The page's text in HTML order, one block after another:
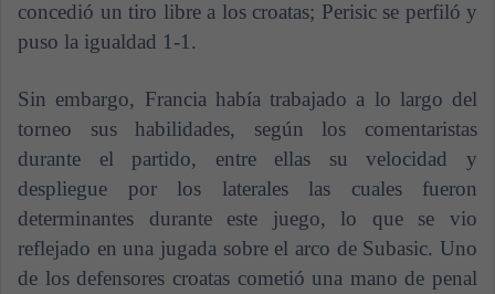
concedió un tiro libre a los croatas; Perisic se perfiló y
puso la igualdad 1-1.
Sin embargo, Francia había trabajado a lo largo del
torneo sus habilidades, según los comentaristas
durante el partido, entre ellas su velocidad y
despliegue por los laterales las cuales fueron
determinantes durante este juego, lo que se vio
reflejado en una jugada sobre el arco de Subasic. Uno
de los defensores croatas cometió una mano de penal